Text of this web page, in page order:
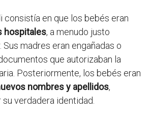
consistía en que los bebés eran
hospitales, a menudo justo
Sus madres eran engañadas o
que autorizaban la
Posteriormente, los bebés eran
nombres y apellidos,
verdadera identidad.